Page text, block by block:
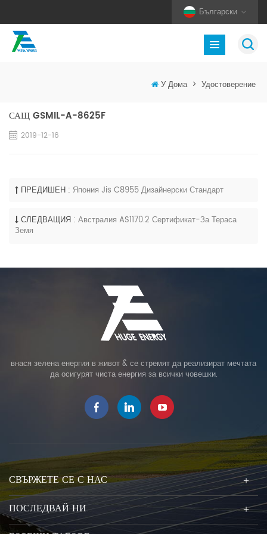
Български
У Дома > Удостоверение
САЩ GSMIL-A-8625F
2019-12-16
ПРЕДИШЕН : Япония Jis C8955 Дизайнерски Стандарт
СЛЕДВАЩИЯ : Австралия AS1170.2 Сертификат-За Тераса
Земя
внася зелена енергия в живот & се стремят да реализират мечтата
да осигурят чиста енергия за всички човешки.
СВЪРЖЕТЕ СЕ С НАС
ПОСЛЕДВАЙ НИ